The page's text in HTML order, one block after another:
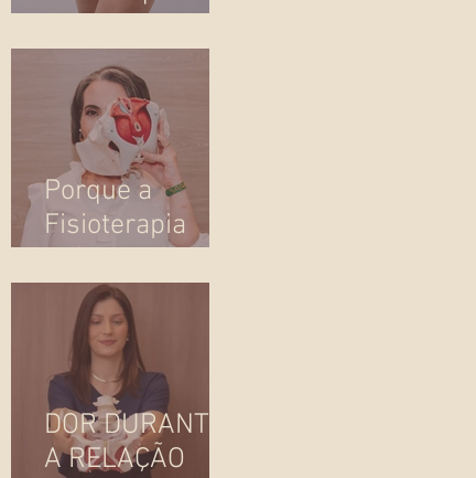
atenção
Porque a
Fisioterapia
essencial para o
seu bem-estar
DOR DURANTE
A RELAÇÃO